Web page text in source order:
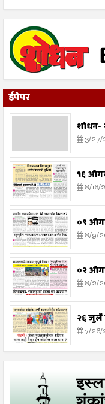
ईपेपर
शोधन-
3/27/
१६
8/16/
०९
8/9/
०२
8/2/
२६ जुलै
7/26/